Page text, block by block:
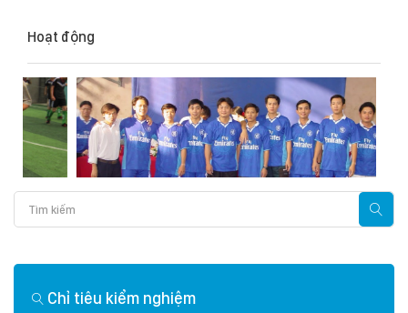
Hoạt động
Chỉ tiêu kiểm nghiệm